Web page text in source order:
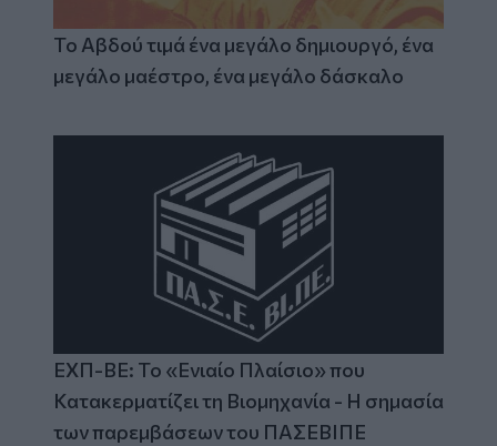
Το Αβδού τιμά ένα μεγάλο δημιουργό, ένα
μεγάλο μαέστρο, ένα μεγάλο δάσκαλο
ΕΧΠ-ΒΕ: Το «Ενιαίο Πλαίσιο» που
Κατακερματίζει τη Βιομηχανία - Η σημασία
των παρεμβάσεων του ΠΑΣΕΒΙΠΕ